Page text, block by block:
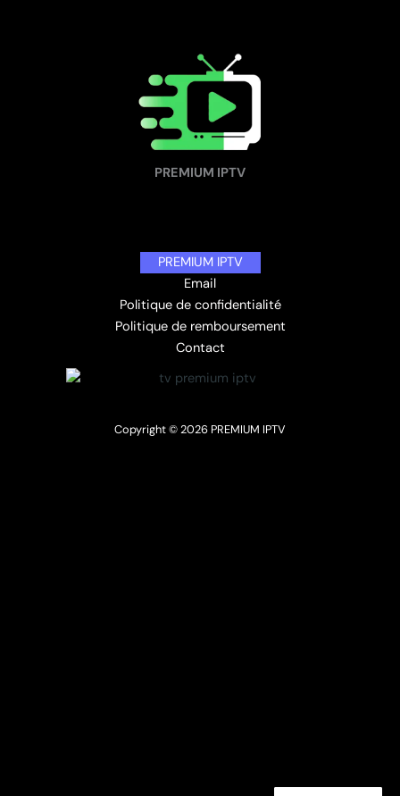
PREMIUM IPTV
PREMIUM IPTV
Email
Politique de confidentialité
Politique de remboursement
Contact
Copyright © 2026 PREMIUM IPTV